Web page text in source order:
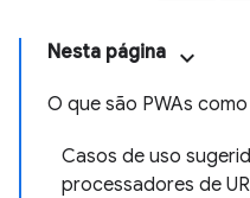
Nesta página
O que são PWAs
Casos de uso
processadores de